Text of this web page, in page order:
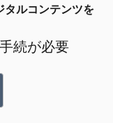
タルコンテンツを
続が必要